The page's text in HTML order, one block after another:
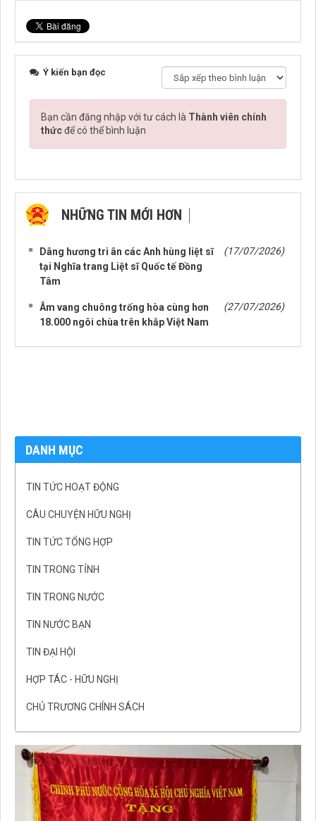
Ý kiến bạn đọc
Bạn cần đăng nhập với tư cách là Thành viên chính
thứcđể có thể bình luận
NHỮNG TIN MỚI HƠN
Dâng hương tri ân các Anh hùng liệt sĩ
tại Nghĩa trang Liệt sĩ Quốc tế Đồng
Tâm
(17/07/2026)
Âm vang chuông trống hòa cùng hơn
18.000 ngôi chùa trên khắp Việt Nam
(27/07/2026)
DANH MỤC
TIN TỨC HOẠT ĐỘNG
CÂU CHUYỆN HỮU NGHỊ
TIN TỨC TỔNG HỢP
TIN TRONG TỈNH
TIN TRONG NƯỚC
TIN NƯỚC BẠN
TIN ĐẠI HỘI
HỢP TÁC - HỮU NGHỊ
CHỦ TRƯƠNG CHÍNH SÁCH